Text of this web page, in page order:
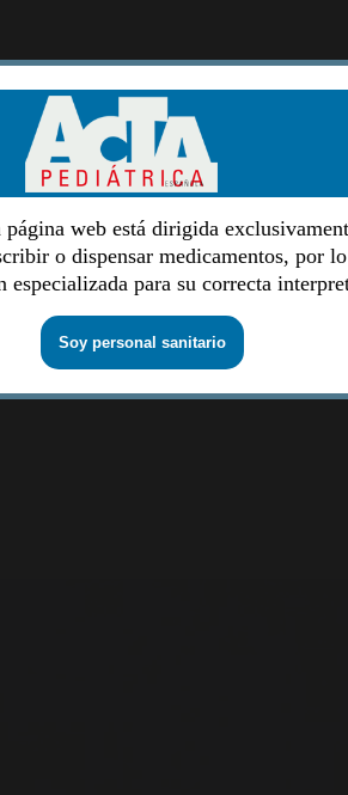
web está dirigida
o dispensar medicamentos, por
especializada para su correcta
Soy personal sanitario